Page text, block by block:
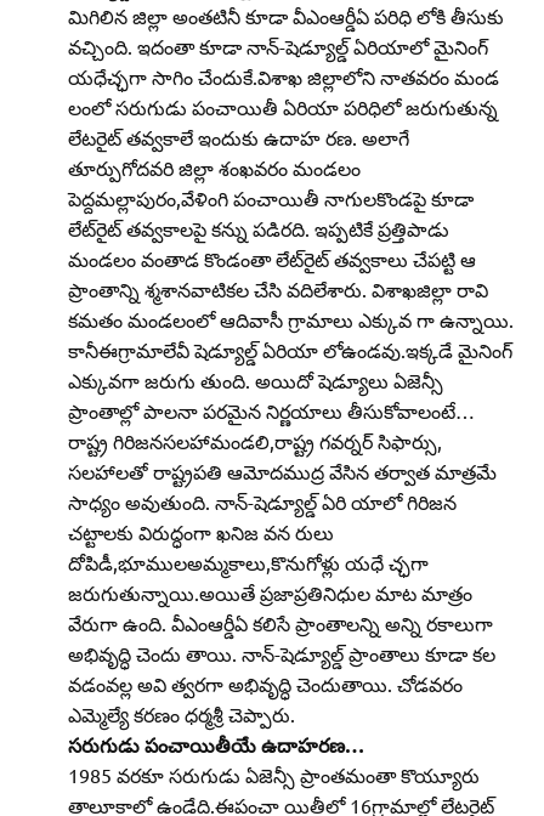
మిగిలిన జిల్లా అంతటినీ కూడా వీఎంఆర్డీఏ పరిధి లోకి తీసుకు
వచ్చింది. ఇదంతా కూడా నాన్‌-షెడ్యూల్డ్‌ ఏరియాలో మైనింగ్‌
యధేచ్ఛగా సాగిం చేందుకే.విశాఖ జిల్లాలోని నాతవరం మండ
లంలో సరుగుడు పంచాయితీ ఏరియా పరిధిలో జరుగుతున్న
లేటరైట్‌ తవ్వకాలే ఇందుకు ఉదాహ రణ. అలాగే
తూర్పుగోదవరి జిల్లా శంఖవరం మండలం
పెద్దమల్లాపురం,వేళింగి పంచాయితీ నాగులకొండపై కూడా
లేట్‌రైట్‌ తవ్వకాలపై కన్ను పడిరది. ఇప్పటికే ప్రత్తిపాడు
మండలం వంతాడ కొండంతా లేట్‌రైట్‌ తవ్వకాలు చేపట్టి ఆ
ప్రాంతాన్ని శ్మశానవాటికల చేసి వదిలేశారు. విశాఖజిల్లా రావి
కమతం మండలంలో ఆదివాసీ గ్రామాలు ఎక్కువ గా ఉన్నాయి.
కానీఈగ్రామాలేవీ షెడ్యూల్డ్‌ ఏరియా లోఉండవు.ఇక్కడే మైనింగ్‌
ఎక్కువగా జరుగు తుంది. అయిదో షెడ్యూలు ఏజెన్సీ
ప్రాంతాల్లో పాలనా పరమైన నిర్ణయాలు తీసుకోవాలంటే…
రాష్ట్ర గిరిజనసలహామండలి,రాష్ట్ర గవర్నర్‌ సిఫార్సు,
సలహాలతో రాష్ట్రపతి ఆమోదముద్ర వేసిన తర్వాత మాత్రమే
సాధ్యం అవుతుంది. నాన్‌-షెడ్యూల్డ్‌ ఏరి యాలో గిరిజన
చట్టాలకు విరుద్ధంగా ఖనిజ వన రులు
దోపిడీ,భూములఅమ్మకాలు,కొనుగోళ్లు యధే చ్ఛగా
జరుగుతున్నాయి.అయితే ప్రజాప్రతినిధుల మాట మాత్రం
వేరుగా ఉంది. వీఎంఆర్డీఏ కలిసే ప్రాంతాలన్ని అన్ని రకాలుగా
అభివృద్ధి చెందు తాయి. నాన్‌-షెడ్యూల్డ్‌ ప్రాంతాలు కూడా కల
వడంవల్ల అవి త్వరగా అభివృద్ధి చెందుతాయి. చోడవరం
ఎమ్మెల్యే కరణం ధర్మశ్రీ చెప్పారు.
సరుగుడు పంచాయితీయే ఉదాహరణ…
1985 వరకూ సరుగుడు ఏజెన్సీ ప్రాంతమంతా కొయ్యూరు
తాలూకాలో ఉండేది.ఈపంచా యితీలో 16గ్రామాల్లో లేటరైట్‌